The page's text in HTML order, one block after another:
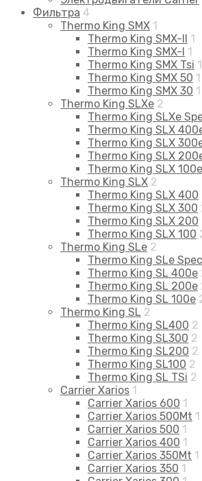
Фильтра 4
Thermo King SMX 1
Thermo King SMX-II 1
Thermo King SMX-I 1
Thermo King SMX Tsi 1
Thermo King SMX 50 1
Thermo King SMX 30 1
Thermo King SLXe 2
Thermo King SLXe
Thermo King SLX
Thermo King SLX
Thermo King SLX
Thermo King SLX 100e
Thermo King SLX 2
Thermo King SLX 400
Thermo King SLX 300
Thermo King SLX 200
Thermo King SLX 100
Thermo King SLe 2
Thermo King SLe
Thermo King SL 400e
Thermo King SL 200e
Thermo King SL 100e
Thermo King SL 2
Thermo King SL400 2
Thermo King SL300 2
Thermo King SL200 2
Thermo King SL100 2
Thermo King SL TSi 2
Carrier Xarios 1
Carrier Xarios 600 1
Carrier Xarios 500Mt 1
Carrier Xarios 500 1
Carrier Xarios 400 1
Carrier Xarios 350Mt 1
Carrier Xarios 350 1